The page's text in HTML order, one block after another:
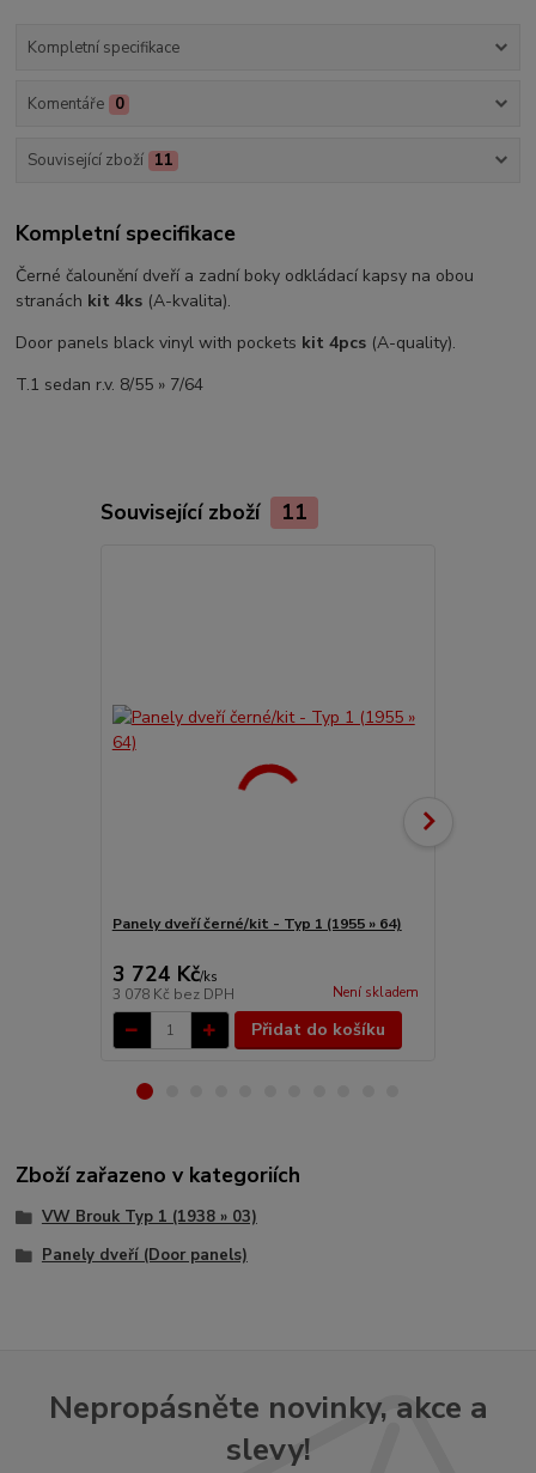
Kompletní specifikace
Komentáře 0
Související zboží 11
Kompletní specifikace
Černé čalounění dveří a zadní boky odkládací kapsy na obou
stranách kit 4ks (A-kvalita).
Door panels black vinyl with pockets kit 4pcs (A-quality).
T.1 sedan r.v. 8/55 » 7/64
Související zboží 11
Panely dveří černé/kit - Typ 1 (1955 » 64)
3 724 Kč/ks
3 078 Kč bez DPH Není skladem
Přidat do košíku
Zboží zařazeno v kategoriích
VW Brouk Typ 1 (1938 » 03)
Panely dveří (Door panels)
Nepropásněte novinky, akce a
slevy!